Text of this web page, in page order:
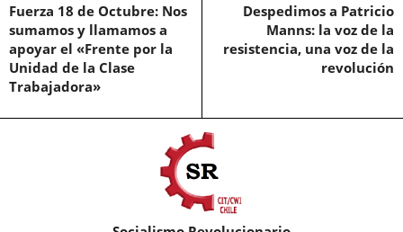
Fuerza 18 de Octubre: Nos
sumamos y llamamos a
apoyar el «Frente por la
Unidad de la Clase
Trabajadora»
Despedimos a Patricio
Manns: la voz de la
resistencia, una voz de la
revolución